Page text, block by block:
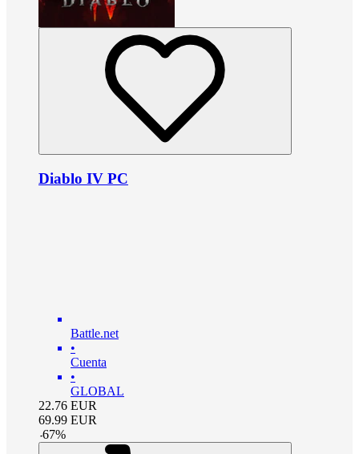
Diablo IV PC
Battle.net
•
Cuenta
•
GLOBAL
22.76 EUR
69.99 EUR
-67%